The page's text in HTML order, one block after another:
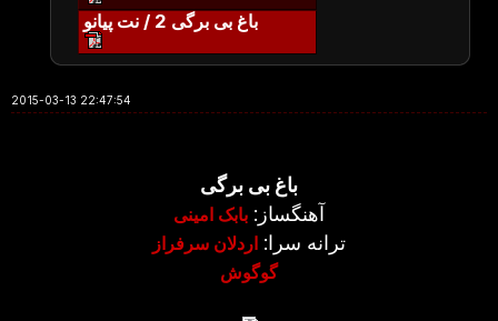
باغ بی برگی 2 / نت پیانو
2015-03-13 22:47:54
باغ بی برگی
آهنگساز: بابک امینی
ترانه سرا: اردلان سرفراز
گوگوش